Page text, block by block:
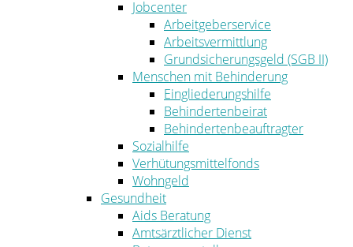
Jobcenter
Arbeitgeberservice
Arbeitsvermittlung
Grundsicherungsgeld (SGB II)
Menschen mit Behinderung
Eingliederungshilfe
Behindertenbeirat
Behindertenbeauftragter
Sozialhilfe
Verhütungsmittelfonds
Wohngeld
Gesundheit
Aids Beratung
Amtsärztlicher Dienst